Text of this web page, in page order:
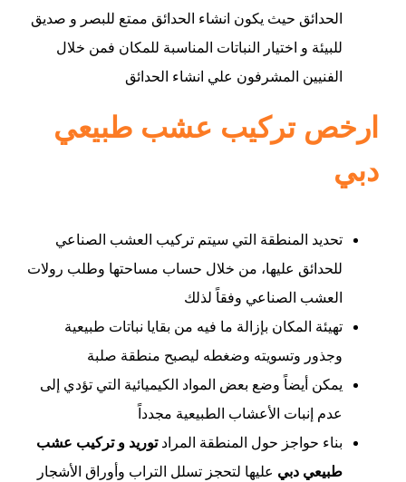
الحدائق حيث يكون انشاء الحدائق ممتع للبصر و صديق
للبيئة و اختيار النباتات المناسبة للمكان فمن خلال
الفنيين المشرفون علي انشاء الحدائق
ارخص تركيب عشب طبيعي
دبي
تحديد المنطقة التي سيتم تركيب العشب الصناعي
للحدائق عليها، من خلال حساب مساحتها وطلب رولات
العشب الصناعي وفقاً لذلك
تهيئة المكان بإزالة ما فيه من بقايا نباتات طبيعية
وجذور وتسويته وضغطه ليصبح منطقة صلبة
يمكن أيضاً وضع بعض المواد الكيميائية التي تؤدي إلى
عدم إنبات الأعشاب الطبيعية مجدداً
بناء حواجز حول المنطقة المرادتوريد و تركيب عشب
طبيعي دبي عليها لتحجز تسلل التراب وأوراق الأشجار